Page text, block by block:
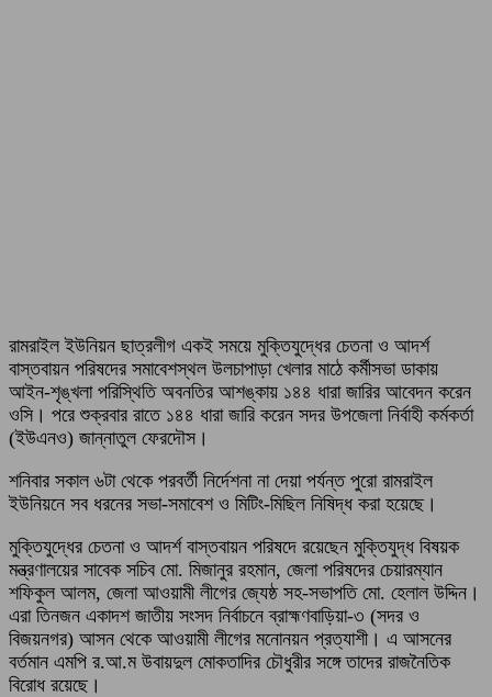
রামরাইল ইউনিয়ন ছাত্রলীগ একই সময়ে মুক্তিযুদ্ধের চেতনা ও আদর্শ
বাস্তবায়ন পরিষদের সমাবেশস্থল উলচাপাড়া খেলার মাঠে কর্মীসভা ডাকায়
আইন-শৃঙ্খলা পরিস্থিতি অবনতির আশঙ্কায় ১৪৪ ধারা জারির আবেদন করেন
ওসি। পরে শুক্রবার রাতে ১৪৪ ধারা জারি করেন সদর উপজেলা নির্বাহী কর্মকর্তা
(ইউএনও) জান্নাতুল ফেরদৌস।
শনিবার সকাল ৬টা থেকে পরবর্তী নির্দেশনা না দেয়া পর্যন্ত পুরো রামরাইল
ইউনিয়নে সব ধরনের সভা-সমাবেশ ও মিটিং-মিছিল নিষিদ্ধ করা হয়েছে।
মুক্তিযুদ্ধের চেতনা ও আদর্শ বাস্তবায়ন পরিষদে রয়েছেন মুক্তিযুদ্ধ বিষয়ক
মন্ত্রণালয়ের সাবেক সচিব মো. মিজানুর রহমান, জেলা পরিষদের চেয়ারম্যান
শফিকুল আলম, জেলা আওয়ামী লীগের জ্যেষ্ঠ সহ-সভাপতি মো. হেলাল উদ্দিন।
এরা তিনজন একাদশ জাতীয় সংসদ নির্বাচনে ব্রাহ্মণবাড়িয়া-৩ (সদর ও
বিজয়নগর) আসন থেকে আওয়ামী লীগের মনোনয়ন প্রত্যাশী। এ আসনের
বর্তমান এমপি র.আ.ম উবায়দুল মোকতাদির চৌধুরীর সঙ্গে তাদের রাজনৈতিক
বিরোধ রয়েছে।